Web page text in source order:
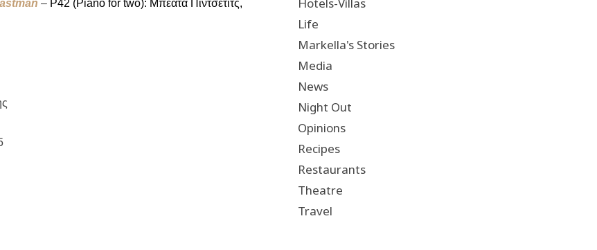
– P42 (Piano for two): Μπεάτα Πίντσετιτς,
Life
Markella's Stories
Media
News
Night Out
Opinions
Recipes
Restaurants
Theatre
Travel